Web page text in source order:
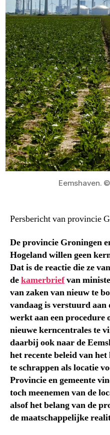
Eemshaven.
Persbericht van provincie
De provincie Groningen
Hogeland willen geen
Dat is de reactie die ze
dekamerbriefvan
van zaken van nieuw te
vandaag is verstuurd
werkt aan een procedure
nieuwe kerncentrales te
daarbij ook naar de
het recente beleid van
te schrappen als locatie
Provincie en gemeente
toch meenemen van de
alsof het belang van de
de maatschappelijke